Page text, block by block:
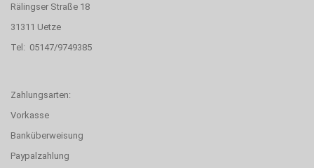
Rälingser Straße 18
31311 Uetze
Tel: 05147/9749385
Zahlungsarten:
Vorkasse
Banküberweisung
Paypalzahlung